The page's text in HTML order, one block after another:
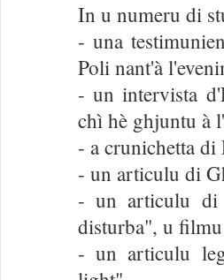
In u numeru di
- una
Poli nant'à
- un intervista
chì hè ghjuntu à
- a crunichetta di
- un articulu di
- un articulu di
disturba", u
- un articulu